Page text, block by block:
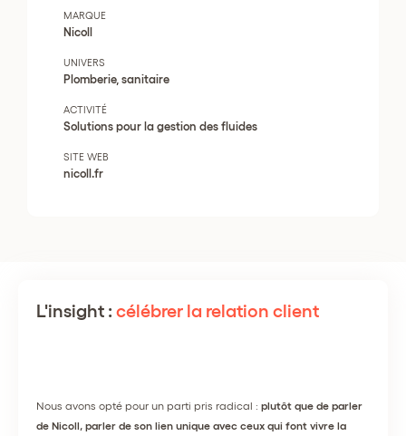
MARQUE
Nicoll
UNIVERS
Plomberie, sanitaire
ACTIVITÉ
Solutions pour la gestion des fluides
SITE WEB
nicoll.fr
L'insight : célébrer la relation client
Nous avons opté pour un parti pris radical : plutôt que de parler
de Nicoll, parler de son lien unique avec ceux qui font vivre la